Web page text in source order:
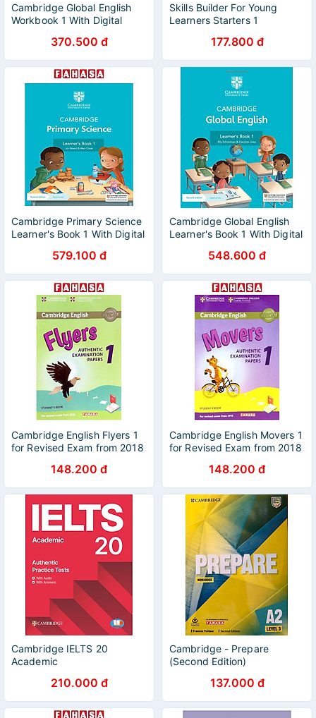
Cambridge Global English
Workbook 1 With Digital
370.500 đ
Skills Builder For Young
Learners Starters 1
DigiBooks App177.800 đ
Cambridge Primary Science
Learner's Book 1 With Digital
579.100 đ
Cambridge Global English
Learner's Book 1 With Digital
548.600 đ
Cambridge English Flyers 1
for Revised Exam from 2018
148.200 đ
Cambridge English Movers 1
for Revised Exam from 2018
148.200 đ
Cambridge IELTS 20
Academic
210.000 đ
Cambridge - Prepare
(Second Edition)
137.000 đ